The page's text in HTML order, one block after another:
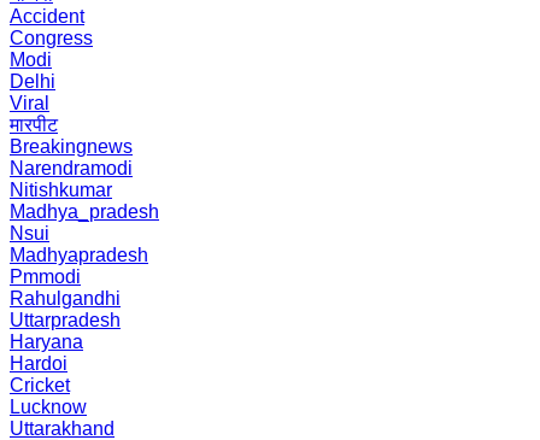
Accident
Congress
Modi
Delhi
Viral
मारपीट
Breakingnews
Narendramodi
Nitishkumar
Madhya_pradesh
Nsui
Madhyapradesh
Pmmodi
Rahulgandhi
Uttarpradesh
Haryana
Hardoi
Cricket
Lucknow
Uttarakhand